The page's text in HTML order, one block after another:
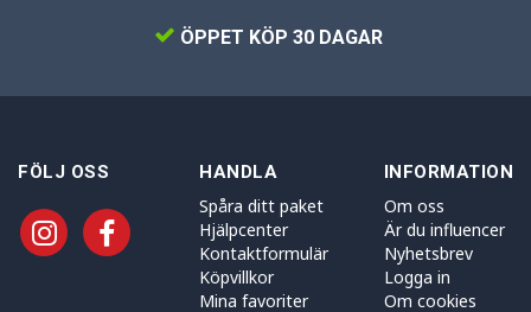
ÖPPET KÖP 30 DAGAR
FÖLJ OSS HANDLA
Spåra ditt paket
Hjälpcenter
Kontaktformulär
Köpvillkor
Mina favoriter
INFORMATION
Om oss
Är du influencer
Nyhetsbrev
Logga in
Om cookies